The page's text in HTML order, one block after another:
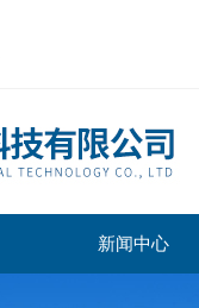
新闻中心